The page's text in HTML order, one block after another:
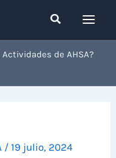
Buscar
de AHSA?
/19 julio, 2024